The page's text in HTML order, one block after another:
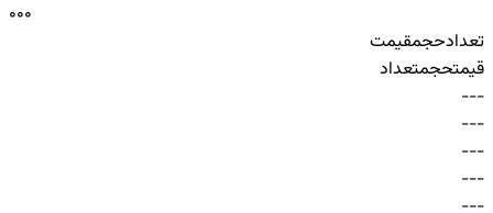
000
تعدادحجمقیمت
قیمتحجمتعداد
-
-
-
-
-
-
-
-
-
-
-
-
-
-
-